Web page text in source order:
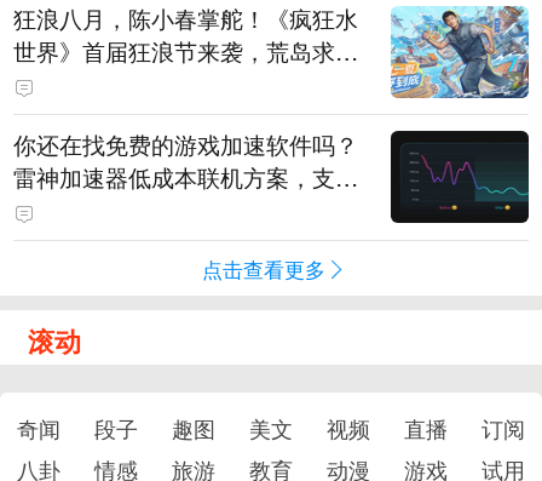
狂浪八月，陈小春掌舵！《疯狂水
世界》首届狂浪节来袭，荒岛求生
直播即将开启
你还在找免费的游戏加速软件吗？
雷神加速器低成本联机方案，支持
免费试用
点击查看更多
滚动
奇闻 段子 趣图 美文 视频 直播
订阅
八卦
情感 旅游 教育 动漫 游戏 试用